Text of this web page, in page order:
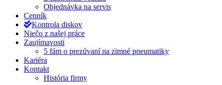
Objednávka na servis
Cenník
Kontrola diskov
Niečo z našej práce
Zaujímavosti
5 fám o prezúvaní na zimné pneumatiky
Kariéra
Kontakt
História firmy